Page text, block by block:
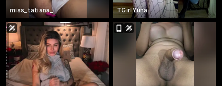
miss_tatiana_ TGirlYuna